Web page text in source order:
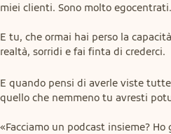
miei clienti. Sono molto
E tu, che ormai hai perso la
realtà, sorridi e fai finta di crederci.
E quando pensi di averle viste
quello che nemmeno tu avresti
«Facciamo un podcast insieme?